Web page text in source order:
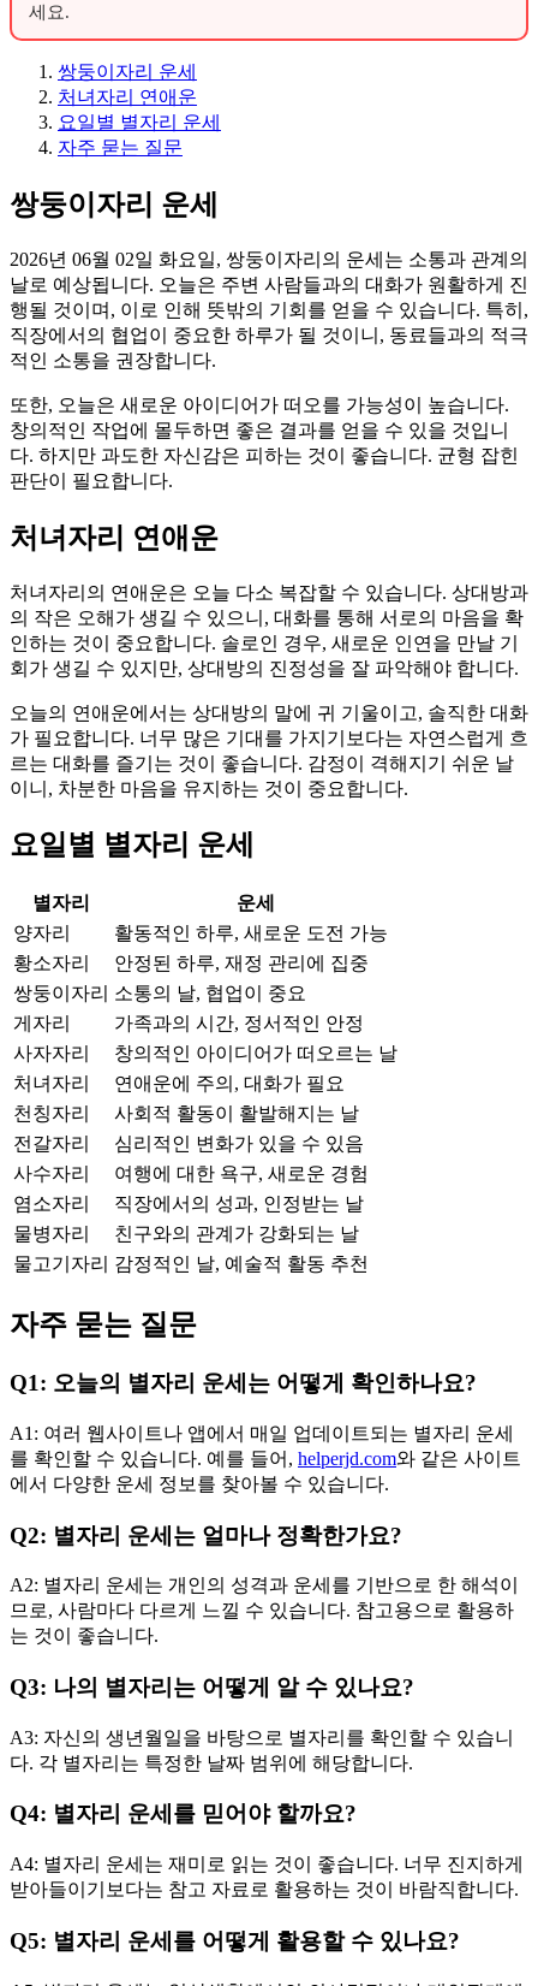
세요.
쌍둥이자리 운세
처녀자리 연애운
요일별 별자리 운세
자주 묻는 질문
쌍둥이자리 운세
2026년 06월 02일 화요일, 쌍둥이자리의 운세는 소통과 관계의
날로 예상됩니다. 오늘은 주변 사람들과의 대화가 원활하게 진
행될 것이며, 이로 인해 뜻밖의 기회를 얻을 수 있습니다. 특히,
직장에서의 협업이 중요한 하루가 될 것이니, 동료들과의 적극
적인 소통을 권장합니다.
또한, 오늘은 새로운 아이디어가 떠오를 가능성이 높습니다.
창의적인 작업에 몰두하면 좋은 결과를 얻을 수 있을 것입니
다. 하지만 과도한 자신감은 피하는 것이 좋습니다. 균형 잡힌
판단이 필요합니다.
처녀자리 연애운
처녀자리의 연애운은 오늘 다소 복잡할 수 있습니다. 상대방과
의 작은 오해가 생길 수 있으니, 대화를 통해 서로의 마음을 확
인하는 것이 중요합니다. 솔로인 경우, 새로운 인연을 만날 기
회가 생길 수 있지만, 상대방의 진정성을 잘 파악해야 합니다.
오늘의 연애운에서는 상대방의 말에 귀 기울이고, 솔직한 대화
가 필요합니다. 너무 많은 기대를 가지기보다는 자연스럽게 흐
르는 대화를 즐기는 것이 좋습니다. 감정이 격해지기 쉬운 날
이니, 차분한 마음을 유지하는 것이 중요합니다.
요일별 별자리 운세
별자리
운세
양자리
활동적인 하루, 새로운 도전 가능
황소자리
안정된 하루, 재정 관리에 집중
쌍둥이자리 소통의 날, 협업이 중요
게자리
가족과의 시간, 정서적인 안정
사자자리
창의적인 아이디어가 떠오르는 날
처녀자리
연애운에 주의, 대화가 필요
천칭자리
사회적 활동이 활발해지는 날
전갈자리
심리적인 변화가 있을 수 있음
사수자리
여행에 대한 욕구, 새로운 경험
염소자리
직장에서의 성과, 인정받는 날
물병자리
친구와의 관계가 강화되는 날
물고기자리 감정적인 날, 예술적 활동 추천
자주 묻는 질문
Q1: 오늘의 별자리 운세는 어떻게 확인하나요?
A1: 여러 웹사이트나 앱에서 매일 업데이트되는 별자리 운세
를 확인할 수 있습니다. 예를 들어, helperjd.com와 같은 사이트
에서 다양한 운세 정보를 찾아볼 수 있습니다.
Q2: 별자리 운세는 얼마나 정확한가요?
A2: 별자리 운세는 개인의 성격과 운세를 기반으로 한 해석이
므로, 사람마다 다르게 느낄 수 있습니다. 참고용으로 활용하
는 것이 좋습니다.
Q3: 나의 별자리는 어떻게 알 수 있나요?
A3: 자신의 생년월일을 바탕으로 별자리를 확인할 수 있습니
다. 각 별자리는 특정한 날짜 범위에 해당합니다.
Q4: 별자리 운세를 믿어야 할까요?
A4: 별자리 운세는 재미로 읽는 것이 좋습니다. 너무 진지하게
받아들이기보다는 참고 자료로 활용하는 것이 바람직합니다.
Q5: 별자리 운세를 어떻게 활용할 수 있나요?